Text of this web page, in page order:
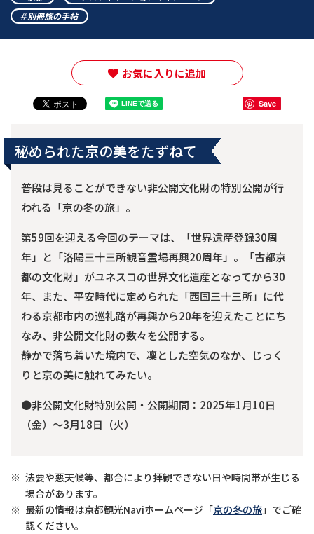
別冊旅の手帖
お気に入りに追加
Save
秘められた京の美をたずねて
普段は見ることができない非公開文化財の特別公開が行
われる「京の冬の旅」。
第59回を迎える今回のテーマは、「世界遺産登録30周
年」と「洛陽三十三所観音霊場再興20周年」。「古都京
都の文化財」がユネスコの世界文化遺産となってから30
年、また、平安時代に定められた「西国三十三所」に代
わる京都市内の巡礼路が再興から20年を迎えたことにち
なみ、非公開文化財の数々を公開する。
静かで落ち着いた境内で、凜とした空気のなか、じっく
りと京の美に触れてみたい。
●非公開文化財特別公開・公開期間：2025年1月10日
（金）～3月18日（火）
※ 法要や悪天候等、都合により拝観できない日や時間帯が生じる
場合があります。
※ 最新の情報は京都観光Naviホームページ「京の冬の旅」でご確
認ください。